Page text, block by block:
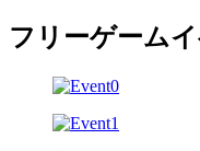
フリーゲーム